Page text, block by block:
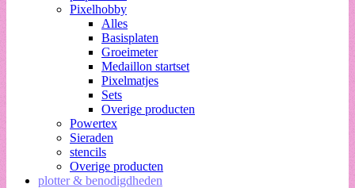
Pixelhobby
Alles
Basisplaten
Groeimeter
Medaillon startset
Pixelmatjes
Sets
Overige producten
Powertex
Sieraden
stencils
Overige producten
plotter & benodigdheden